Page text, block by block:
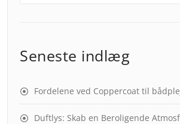
Seneste indlæg
Fordelene ved Coppercoat til
Duftlys: Skab en Beroligende